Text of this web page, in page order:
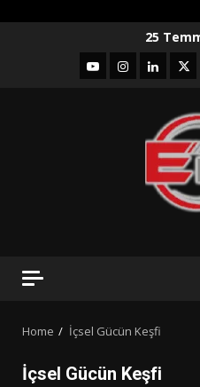
25
YouTubeInstagram
LinkedIn
Home İçsel Gücün Keşfi
İçsel Gücün Keşfi